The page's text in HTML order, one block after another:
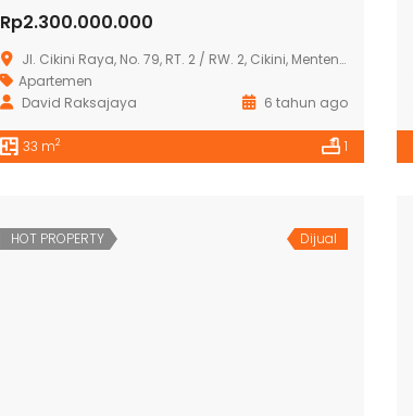
Rp2.300.000.000
Jl. Cikini Raya, No. 79, RT. 2 / RW. 2, Cikini, Menteng, Jakarta Pusat 10330
Apartemen
David Raksajaya
6 tahun ago
33 m2 1
HOT PROPERTY Dijual